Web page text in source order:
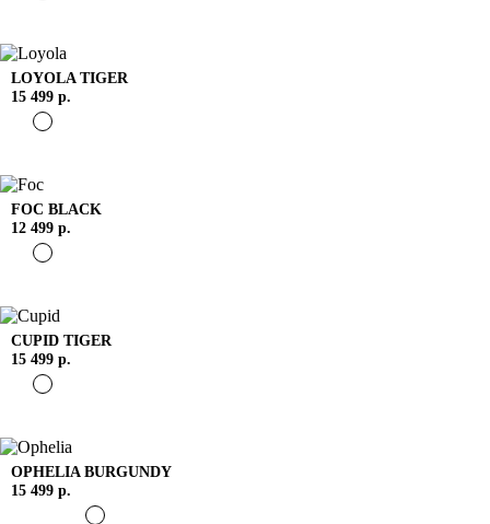
LOYOLA TIGER
15 499 р.
FOC BLACK
12 499 р.
CUPID TIGER
15 499 р.
OPHELIA BURGUNDY
15 499 р.